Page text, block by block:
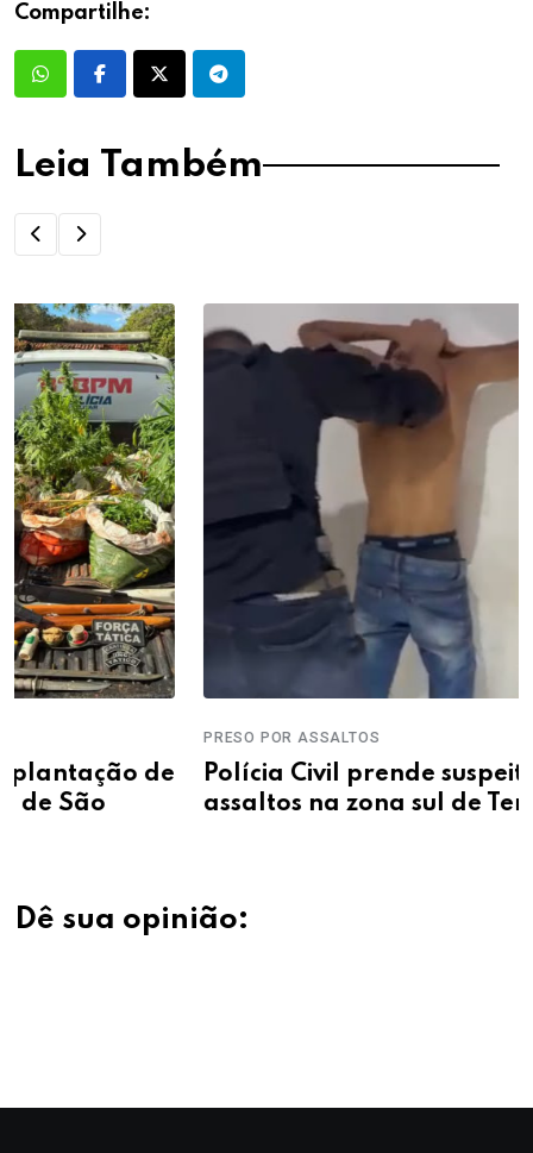
Compartilhe:
Leia Também
Polícia Civil prende suspeitos de série de
assaltos na zona sul de Teresina
Dê sua opinião: